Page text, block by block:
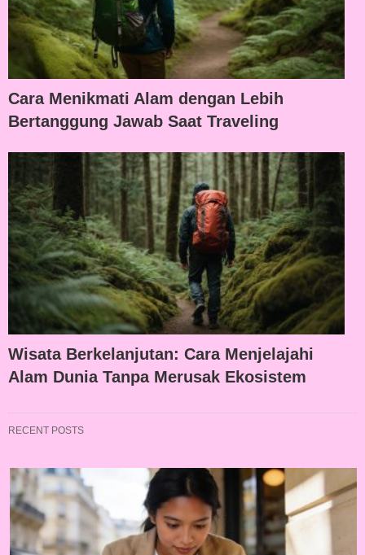
Cara Menikmati Alam dengan Lebih
Bertanggung Jawab Saat Traveling
Wisata Berkelanjutan: Cara Menjelajahi
Alam Dunia Tanpa Merusak Ekosistem
RECENT POSTS